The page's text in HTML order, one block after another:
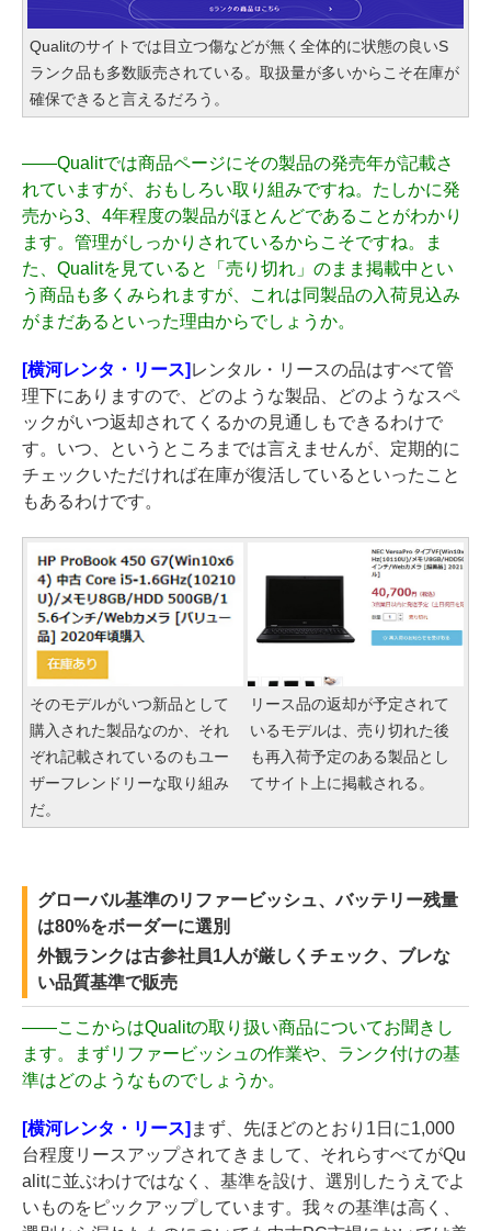
Qualitのサイトでは目立つ傷などが無く全体的に状態の良いS
ランク品も多数販売されている。取扱量が多いからこそ在庫が
確保できると言えるだろう。
――Qualitでは商品ページにその製品の発売年が記載さ
れていますが、おもしろい取り組みですね。たしかに発
売から3、4年程度の製品がほとんどであることがわかり
ます。管理がしっかりされているからこそですね。ま
た、Qualitを見ていると「売り切れ」のまま掲載中とい
う商品も多くみられますが、これは同製品の入荷見込み
がまだあるといった理由からでしょうか。
[横河レンタ・リース] レンタル・リースの品はすべて管
理下にありますので、どのような製品、どのようなスペ
ックがいつ返却されてくるかの見通しもできるわけで
す。いつ、というところまでは言えませんが、定期的に
チェックいただければ在庫が復活しているといったこと
もあるわけです。
そのモデルがいつ新品として
購入された製品なのか、それ
ぞれ記載されているのもユー
ザーフレンドリーな取り組み
だ。
リース品の返却が予定されて
いるモデルは、売り切れた後
も再入荷予定のある製品とし
てサイト上に掲載される。
グローバル基準のリファービッシュ、バッテリー残量
は80%をボーダーに選別
外観ランクは古参社員1人が厳しくチェック、ブレな
い品質基準で販売
――ここからはQualitの取り扱い商品についてお聞きし
ます。まずリファービッシュの作業や、ランク付けの基
準はどのようなものでしょうか。
[横河レンタ・リース] まず、先ほどのとおり1日に1,000
台程度リースアップされてきまして、それらすべてがQu
alitに並ぶわけではなく、基準を設け、選別したうえでよ
いものをピックアップしています。我々の基準は高く、